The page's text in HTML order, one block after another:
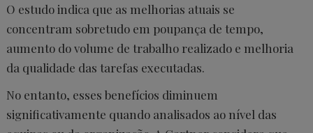
O estudo indica que as melhorias atuais se
concentram sobretudo em poupança de tempo,
aumento do volume de trabalho realizado e melhoria
da qualidade das tarefas executadas.
No entanto, esses benefícios diminuem
significativamente quando analisados ao nível das